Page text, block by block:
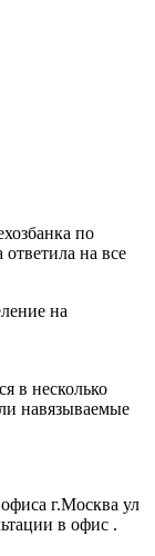
по
на все
на
в несколько
навязываемые
г.Москва ул
в офис .